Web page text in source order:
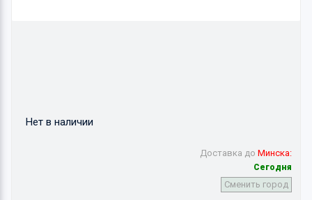
Доставка до Минска:
Сегодня
Сменить город
Нет в наличии